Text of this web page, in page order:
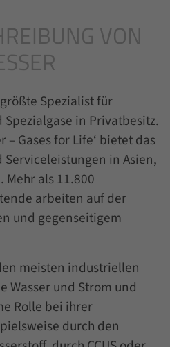
VON
Spezialist für
in Privatbesitz.
– Gases for Life‘ bietet das
in Asien,
Mehr als 11.800
arbeiten auf der
und gegenseitigem
meisten industriellen
Wasser und Strom und
Rolle bei ihrer
durch den